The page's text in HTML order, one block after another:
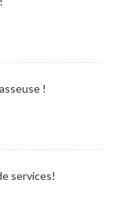
!
services!